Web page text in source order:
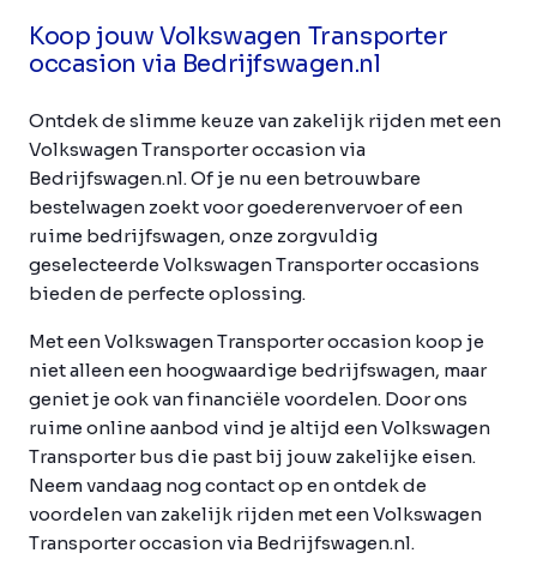
Koop jouw Volkswagen Transporter
occasion via Bedrijfswagen.nl
Ontdek de slimme keuze van zakelijk rijden met een
Volkswagen Transporter occasion via
Bedrijfswagen.nl. Of je nu een betrouwbare
bestelwagen zoekt voor goederenvervoer of een
ruime bedrijfswagen, onze zorgvuldig
geselecteerde Volkswagen Transporter occasions
bieden de perfecte oplossing.
Met een Volkswagen Transporter occasion koop je
niet alleen een hoogwaardige bedrijfswagen, maar
geniet je ook van financiële voordelen. Door ons
ruime online aanbod vind je altijd een Volkswagen
Transporter bus die past bij jouw zakelijke eisen.
Neem vandaag nog contact op en ontdek de
voordelen van zakelijk rijden met een Volkswagen
Transporter occasion via Bedrijfswagen.nl.